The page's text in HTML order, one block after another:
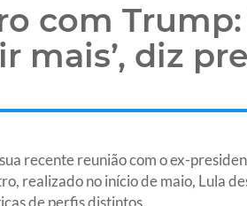
com Trump:
mais’, diz
recente reunião com o ex-
realizado no início de maio, Lula
de perfis distintos.